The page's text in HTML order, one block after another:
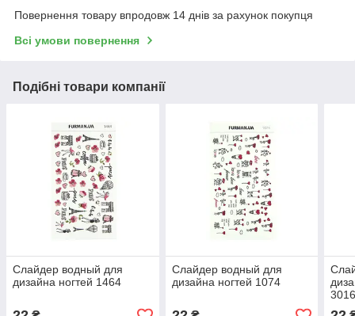
Повернення товару впродовж 14 днів за рахунок покупця
Всі умови повернення
Подібні товари компанії
Слайдер водный для
дизайна ногтей 1464
Слайдер водный для
дизайна ногтей 1074